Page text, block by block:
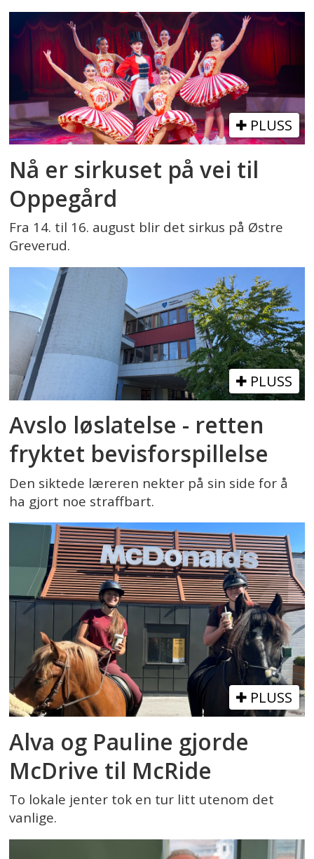
PLUSS
Nå er sirkuset på vei til
Oppegård
Fra 14. til 16. august blir det sirkus på Østre
Greverud.
PLUSS
Avslo løslatelse - retten
fryktet bevisforspillelse
Den siktede læreren nekter på sin side for å
ha gjort noe straffbart.
PLUSS
Alva og Pauline gjorde
McDrive til McRide
To lokale jenter tok en tur litt utenom det
vanlige.